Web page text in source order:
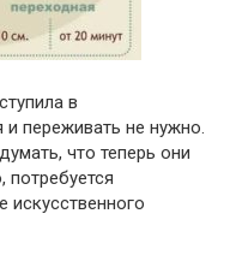
в
и переживать не нужно.
что теперь они
потребуется
искусственного